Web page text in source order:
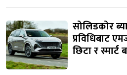
सोलिडकोर
प्रविधिबाट
छिटा र स्मार्ट